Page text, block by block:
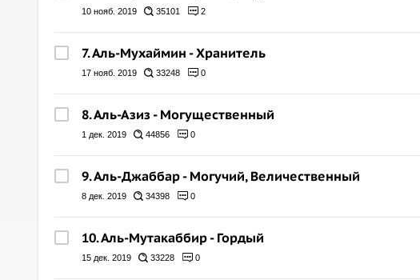
10 нояб. 2019 35101 2
7. Аль-Мухаймин - Хранитель
17 нояб. 2019 33248 0
8. Аль-Азиз - Могущественный
1 дек. 2019 44856 0
9. Аль-Джаббар - Могучий, Величественный
8 дек. 2019 34398 0
10. Аль-Мутакаббир - Гордый
15 дек. 2019 33228 0